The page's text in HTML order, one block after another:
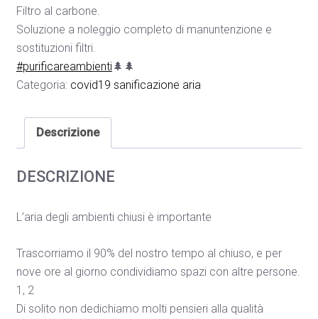
Filtro al carbone.
Soluzione a noleggio completo di manuntenzione e
sostituzioni filtri.
#purificareambienti🌲 🌲
Categoria: covid19 sanificazione aria
Descrizione
DESCRIZIONE
L’aria degli ambienti chiusi è importante
Trascorriamo il 90% del nostro tempo al chiuso, e per
nove ore al giorno condividiamo spazi con altre persone.
1, 2
Di solito non dedichiamo molti pensieri alla qualità